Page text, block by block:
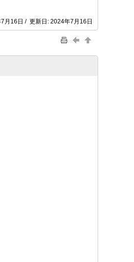
月16日 / 更新日: 2024年7月16日